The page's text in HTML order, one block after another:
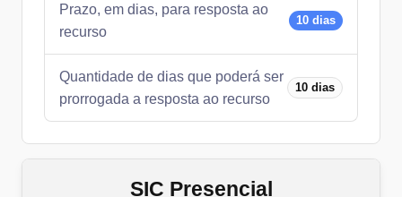
Prazo, em dias, para resposta ao
recurso
10 dias
Quantidade de dias que poderá ser
prorrogada a resposta ao recurso
10 dias
SIC Presencial